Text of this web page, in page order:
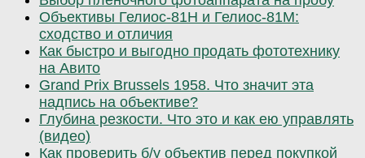
Объективы Гелиос-81Н и Гелиос-81М:
сходство и отличия
Как быстро и выгодно продать фототехнику
на Авито
Grand Prix Brussels 1958. Что значит эта
надпись на объективе?
Глубина резкости. Что это и как ею управлять
(видео)
Как проверить б/у объектив перед покупкой